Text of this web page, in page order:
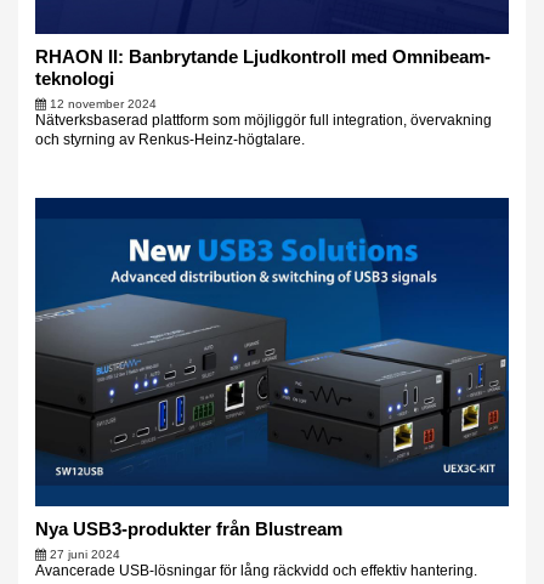
RHAON II: Banbrytande Ljudkontroll med Omnibeam-
teknologi
12 november 2024
Nätverksbaserad plattform som möjliggör full integration, övervakning
och styrning av Renkus-Heinz-högtalare.
Nya USB3-produkter från Blustream
27 juni 2024
Avancerade USB-lösningar för lång räckvidd och effektiv hantering.